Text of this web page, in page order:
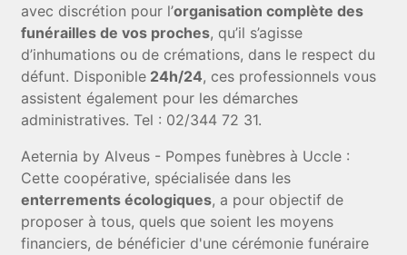
avec discrétion pour l’organisation complète des
funérailles de vos proches, qu’il s’agisse
d’inhumations ou de crémations, dans le respect du
défunt. Disponible 24h/24, ces professionnels vous
assistent également pour les démarches
administratives. Tel : 02/344 72 31.
Aeternia by Alveus - Pompes funèbres à Uccle :
Cette coopérative, spécialisée dans les
enterrements écologiques, a pour objectif de
proposer à tous, quels que soient les moyens
financiers, de bénéficier d'une cérémonie funéraire